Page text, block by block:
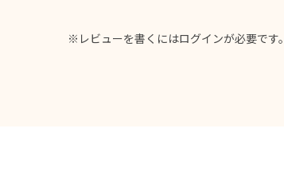
※レビューを書くにはログインが必要です。